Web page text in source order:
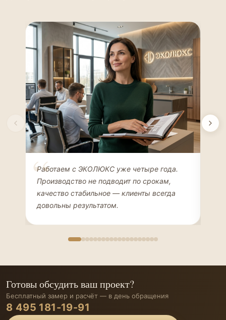
Елена Соколова
ДИЗАЙНЕР ИНТЕРЬЕРОВ
Работаем с ЭКОЛЮКС уже четыре года.
Производство не подводит по срокам,
качество стабильное — клиенты всегда
довольны результатом.
Готовы обсудить ваш проект?
Бесплатный замер и расчёт — в день обращения
8 495 181-19-91